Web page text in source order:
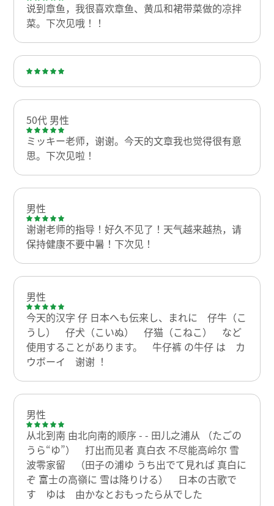
说到章鱼，我很喜欢章鱼、黄瓜和裙带菜做的凉拌
菜。下次见哦！！
50代 男性
ミッキー老师，谢谢。今天的文章我也觉得很有意
思。下次见啦！
男性
谢谢老师的指导！好久不见了！天气越来越热，请
保持健康不要中暑！下次见！
男性
今天的汉字 仔 日本へも伝来し、まれに 仔牛（こ
うし） 仔犬（こいぬ） 仔猫（こねこ） など
使用することがあります。 牛仔裤 の牛仔 は カ
ウボーイ 谢谢 ！
男性
从北到南 由北向南的顺序 - - 田儿之浦从 （たごの
うら“ゆ”） 打出而见者 真白衣 不尽能高岭尔 雪
波零家留 （田子の浦ゆ うち出でて見れば 真白に
ぞ 富士の高嶺に 雪は降りける） 日本の古歌で
す ゆは 由かなとおもったら从でした